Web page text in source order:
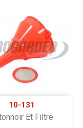
10-131
Et Filtre